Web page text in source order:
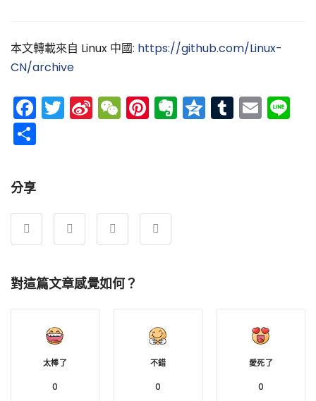
本文轉載來自 Linux 中國: https://github.com/Linux-
CN/archive
Facebook
Twitter
Sina
Weibo
WeChat
Pinterest
Evernote
Qzone
Tumblr
分享
對這篇文章感覺如何？
太棒了
0
不錯
0
愛死了
0